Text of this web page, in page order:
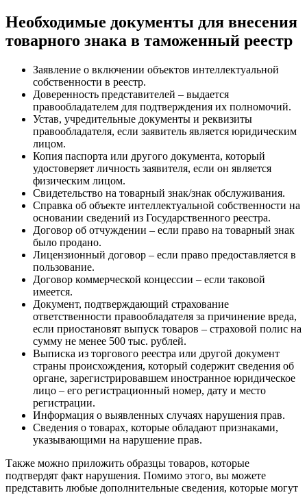
Необходимые документы для внесения
товарного знака в таможенный реестр
Заявление о включении объектов интеллектуальной
собственности в реестр.
Доверенность представителей – выдается
правообладателем для подтверждения их полномочий.
Устав, учредительные документы и реквизиты
правообладателя, если заявитель является юридическим
лицом.
Копия паспорта или другого документа, который
удостоверяет личность заявителя, если он является
физическим лицом.
Свидетельство на товарный знак/знак обслуживания.
Справка об объекте интеллектуальной собственности на
основании сведений из Государственного реестра.
Договор об отчуждении – если право на товарный знак
было продано.
Лицензионный договор – если право предоставляется в
пользование.
Договор коммерческой концессии – если таковой
имеется.
Документ, подтверждающий страхование
ответственности правообладателя за причинение вреда,
если приостановят выпуск товаров – страховой полис на
сумму не менее 500 тыс. рублей.
Выписка из торгового реестра или другой документ
страны происхождения, который содержит сведения об
органе, зарегистрировавшем иностранное юридическое
лицо – его регистрационный номер, дату и место
регистрации.
Информация о выявленных случаях нарушения прав.
Cведения о товарах, которые обладают признаками,
указывающими на нарушение прав.
Также можно приложить образцы товаров, которые
подтвердят факт нарушения. Помимо этого, вы можете
представить любые дополнительные сведения, которые могут